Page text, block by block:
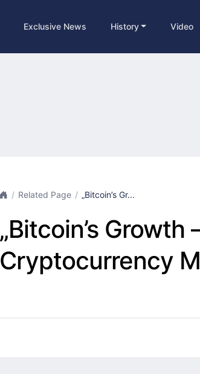
Exclusive News History Video
Related Page „Bitcoin’s Gr...
„Bitcoin’s
Cryptocurrency